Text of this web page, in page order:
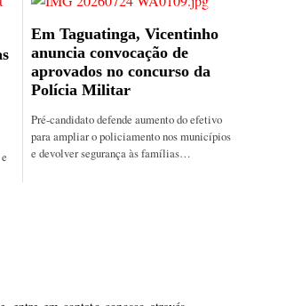
Em Taguatinga, Vicentinho
anuncia convocação de
aprovados no concurso da
Polícia Militar
Pré-candidato defende aumento do efetivo
para ampliar o policiamento nos municípios
e devolver segurança às famílias…